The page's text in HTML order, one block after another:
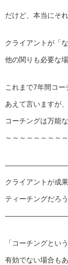
だけど、本当にそ
クライアントが「
他の関りも必要な
これまで7年間コー
あえて言いますが、
コーチングは万能
～～～～～～～～
クライアントが成
ティーチングだろ
「コーチングとい
有効でない場合もあ